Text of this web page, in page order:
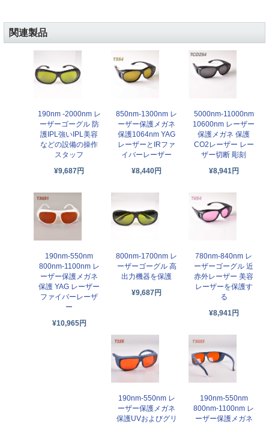
関連製品
190nm -2000nm レ
ーザーゴーグル 防
護IPL強いIPL美容
などの設備の操作
スタッフ
¥9,687円
850nm-1300nm レ
ーザー保護メガネ
保護1064nm YAG
レーザーとIRファ
イバーレーザー
¥8,440円
5000nm-11000nm
10600nm レーザー
保護メガネ 保護
CO2レーザー レー
ザー切断 彫刻
¥8,941円
190nm-550nm
800nm-1100nm レ
ーザー保護メガネ
保護 YAG レーザー
ファイバーレーザ
ー
¥10,965円
800nm-1700nm レ
ーザーゴーグル 高
出力機器を保護
¥9,687円
780nm-840nm レ
ーザーゴーグル 近
赤外レーザー 美容
レーザーを保護す
る
¥8,941円
190nm-550nm レ
ーザー保護メガネ
保護UVおよびグリ
190nm-550nm
800nm-1100nm レ
ーザー保護メガネ